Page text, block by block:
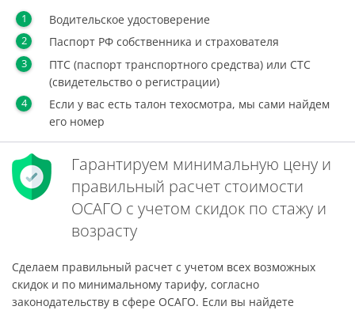
Водительское удостоверение
Паспорт РФ собственника и страхователя
ПТС (паспорт транспортного средства) или СТС
(свидетельство о регистрации)
Если у вас есть талон техосмотра, мы сами найдем
его номер
Гарантируем минимальную цену и
правильный расчет стоимости
ОСАГО с учетом скидок по стажу и
возрасту
Сделаем правильный расчет с учетом всех возможных
скидок и по минимальному тарифу, согласно
законодательству в сфере ОСАГО. Если вы найдете